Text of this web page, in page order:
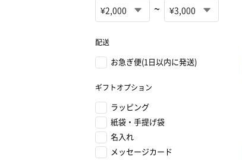
~
配送
お急ぎ便(1日以内に発送)
ギフトオプション
ラッピング
紙袋・手提げ袋
名入れ
メッセージカード